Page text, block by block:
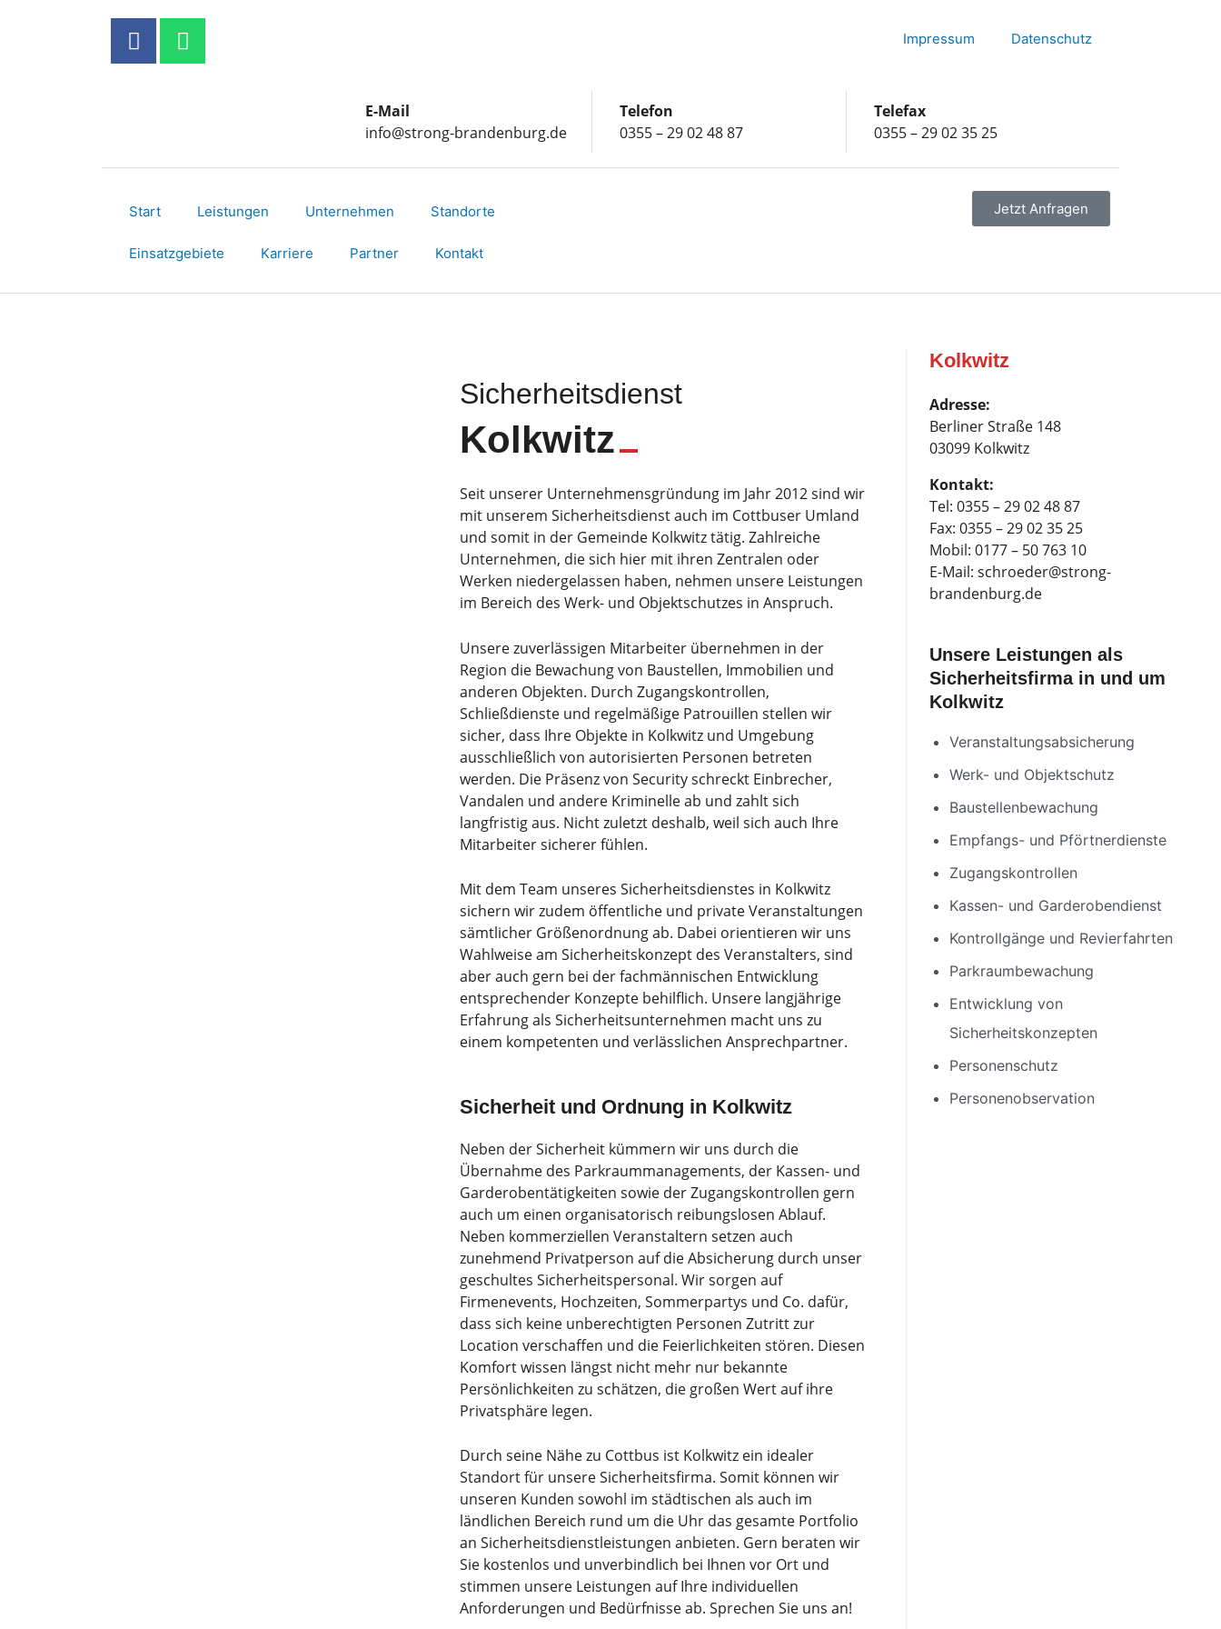
Impressum Datenschutz
E-Mail
info@strong-brandenburg.de
Telefon
0355 – 29 02 48 87
Telefax
0355 – 29 02 35 25
Start Leistungen Unternehmen Standorte
Einsatzgebiete Karriere Partner Kontakt
Jetzt Anfragen
Sicherheitsdienst
Kolkwitz
Seit unserer Unternehmensgründung im Jahr 2012 sind wir
mit unserem Sicherheitsdienst auch im Cottbuser Umland
und somit in der Gemeinde Kolkwitz tätig. Zahlreiche
Unternehmen, die sich hier mit ihren Zentralen oder
Werken niedergelassen haben, nehmen unsere Leistungen
im Bereich des Werk- und Objektschutzes in Anspruch.
Unsere zuverlässigen Mitarbeiter übernehmen in der
Region die Bewachung von Baustellen, Immobilien und
anderen Objekten. Durch Zugangskontrollen,
Schließdienste und regelmäßige Patrouillen stellen wir
sicher, dass Ihre Objekte in Kolkwitz und Umgebung
ausschließlich von autorisierten Personen betreten
werden. Die Präsenz von Security schreckt Einbrecher,
Vandalen und andere Kriminelle ab und zahlt sich
langfristig aus. Nicht zuletzt deshalb, weil sich auch Ihre
Mitarbeiter sicherer fühlen.
Mit dem Team unseres Sicherheitsdienstes in Kolkwitz
sichern wir zudem öffentliche und private Veranstaltungen
sämtlicher Größenordnung ab. Dabei orientieren wir uns
Wahlweise am Sicherheitskonzept des Veranstalters, sind
aber auch gern bei der fachmännischen Entwicklung
entsprechender Konzepte behilflich. Unsere langjährige
Erfahrung als Sicherheitsunternehmen macht uns zu
einem kompetenten und verlässlichen Ansprechpartner.
Sicherheit und Ordnung in Kolkwitz
Neben der Sicherheit kümmern wir uns durch die
Übernahme des Parkraummanagements, der Kassen- und
Garderobentätigkeiten sowie der Zugangskontrollen gern
auch um einen organisatorisch reibungslosen Ablauf.
Neben kommerziellen Veranstaltern setzen auch
zunehmend Privatperson auf die Absicherung durch unser
geschultes Sicherheitspersonal. Wir sorgen auf
Firmenevents, Hochzeiten, Sommerpartys und Co. dafür,
dass sich keine unberechtigten Personen Zutritt zur
Location verschaffen und die Feierlichkeiten stören. Diesen
Komfort wissen längst nicht mehr nur bekannte
Persönlichkeiten zu schätzen, die großen Wert auf ihre
Privatsphäre legen.
Durch seine Nähe zu Cottbus ist Kolkwitz ein idealer
Standort für unsere Sicherheitsfirma. Somit können wir
unseren Kunden sowohl im städtischen als auch im
ländlichen Bereich rund um die Uhr das gesamte Portfolio
an Sicherheitsdienstleistungen anbieten. Gern beraten wir
Sie kostenlos und unverbindlich bei Ihnen vor Ort und
stimmen unsere Leistungen auf Ihre individuellen
Anforderungen und Bedürfnisse ab. Sprechen Sie uns an!
Kolkwitz
Adresse:
Berliner Straße 148
03099 Kolkwitz
Kontakt:
Tel: 0355 – 29 02 48 87
Fax: 0355 – 29 02 35 25
Mobil: 0177 – 50 763 10
E-Mail: schroeder@strong-
brandenburg.de
Unsere Leistungen als
Sicherheitsfirma in und um
Kolkwitz
Veranstaltungsabsicherung
Werk- und Objektschutz
Baustellenbewachung
Empfangs- und Pförtnerdienste
Zugangskontrollen
Kassen- und Garderobendienst
Kontrollgänge und Revierfahrten
Parkraumbewachung
Entwicklung von
Sicherheitskonzepten
Personenschutz
Personenobservation